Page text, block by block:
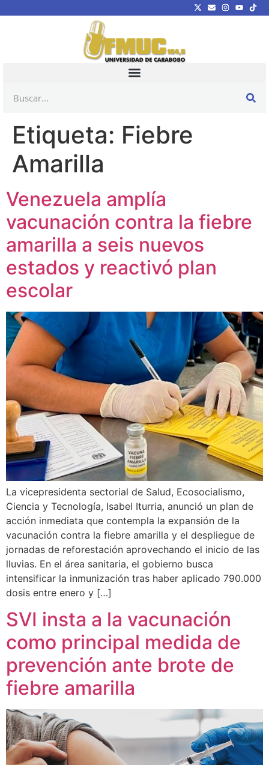
Etiqueta: Fiebre
Amarilla
Venezuela amplía
vacunación contra la fiebre
amarilla a seis nuevos
estados y reactivó plan
escolar
La vicepresidenta sectorial de Salud, Ecosocialismo,
Ciencia y Tecnología, Isabel Iturria, anunció un plan de
acción inmediata que contempla la expansión de la
vacunación contra la fiebre amarilla y el despliegue de
jornadas de reforestación aprovechando el inicio de las
lluvias. En el área sanitaria, el gobierno busca
intensificar la inmunización tras haber aplicado 790.000
dosis entre enero y […]
SVI insta a la vacunación
como principal medida de
prevención ante brote de
fiebre amarilla